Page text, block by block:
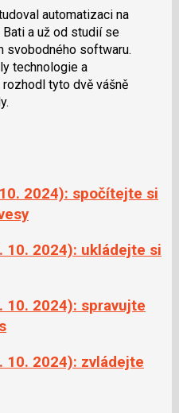
Facebookuautomatizaci na
a už od studií se
svobodného softwaru.
technologie a
tyto dvě vášně
2024): spočítejte si
10. 2024): ukládejte si
10. 2024): spravujte
10. 2024): zvládejte